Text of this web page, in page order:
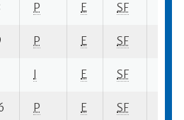
P E SF
P E SF
I E SF
P E SF